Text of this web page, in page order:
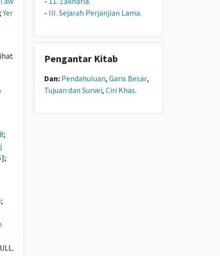
Yer
;
];
;
- III. Sejarah Perjanjian Lama.
Pengantar Kitab
Dan: Pendahuluan,Garis Besar,
Tujuan dan Survei,Ciri Khas.